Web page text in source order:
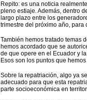
Repito: es una noticia
pleno estiaje. Además, dentro
largo plazo entre los
trimestre del próximo año,
También hemos tratado temas
hemos acordado que se
de que opere en el Ecuador y
Esos son los puntos que
Sobre la repatriación, algo ya
adecuado para que esta
parte socioeconómica en